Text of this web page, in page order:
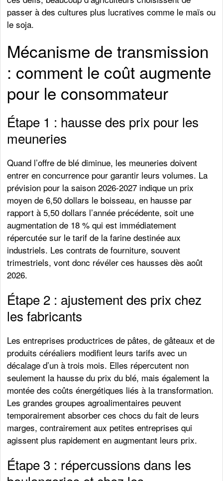
passer à des cultures plus lucratives comme le maïs ou
le soja.
Mécanisme de transmission
: comment le coût augmente
pour le consommateur
Étape 1 : hausse des prix pour les
meuneries
Quand l’offre de blé diminue, les meuneries doivent
entrer en concurrence pour garantir leurs volumes. La
prévision pour la saison 2026-2027 indique un prix
moyen de 6,50 dollars le boisseau, en hausse par
rapport à 5,50 dollars l’année précédente, soit une
augmentation de 18 % qui est immédiatement
répercutée sur le tarif de la farine destinée aux
industriels. Les contrats de fourniture, souvent
trimestriels, vont donc révéler ces hausses dès août
2026.
Étape 2 : ajustement des prix chez
les fabricants
Les entreprises productrices de pâtes, de gâteaux et de
produits céréaliers modifient leurs tarifs avec un
décalage d’un à trois mois. Elles répercutent non
seulement la hausse du prix du blé, mais également la
montée des coûts énergétiques liés à la transformation.
Les grandes groupes agroalimentaires peuvent
temporairement absorber ces chocs du fait de leurs
marges, contrairement aux petites entreprises qui
agissent plus rapidement en augmentant leurs prix.
Étape 3 : répercussions dans les